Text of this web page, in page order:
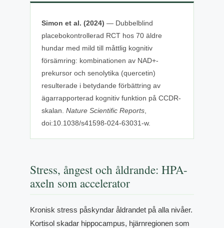
Simon et al. (2024) — Dubbelblind
placebokontrollerad RCT hos 70 äldre
hundar med mild till måttlig kognitiv
försämring: kombinationen av NAD+-
prekursor och senolytika (quercetin)
resulterade i betydande förbättring av
ägarrapporterad kognitiv funktion på CCDR-
skalan. Nature Scientific Reports
doi:10.1038/s41598-024-63031-w.
Stress, ångest och åldrande: HPA-
axeln som accelerator
Kronisk stress påskyndar åldrandet på alla nivåer.
Kortisol skadar hippocampus, hjärnregionen som